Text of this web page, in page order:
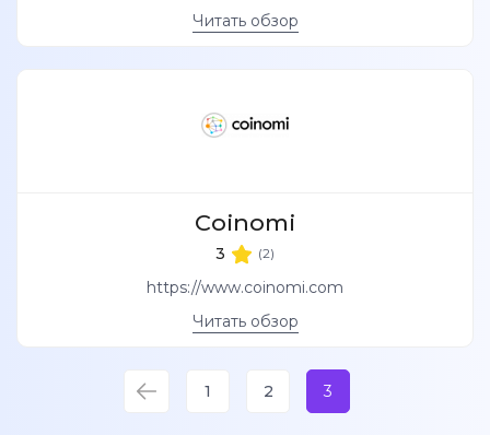
Читать обзор
Coinomi
3 (2)
https://www.coinomi.com
Читать обзор
1 2 3